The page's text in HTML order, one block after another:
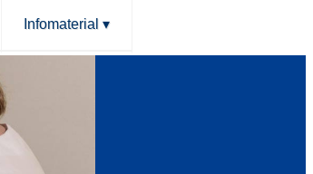
Infomaterial ▾